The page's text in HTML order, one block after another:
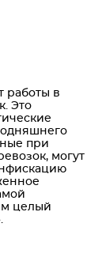
работы в
Это
при
могут
целый